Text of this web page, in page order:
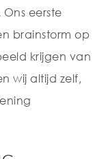
eerste
brainstorm op
krijgen van
wij altijd zelf,